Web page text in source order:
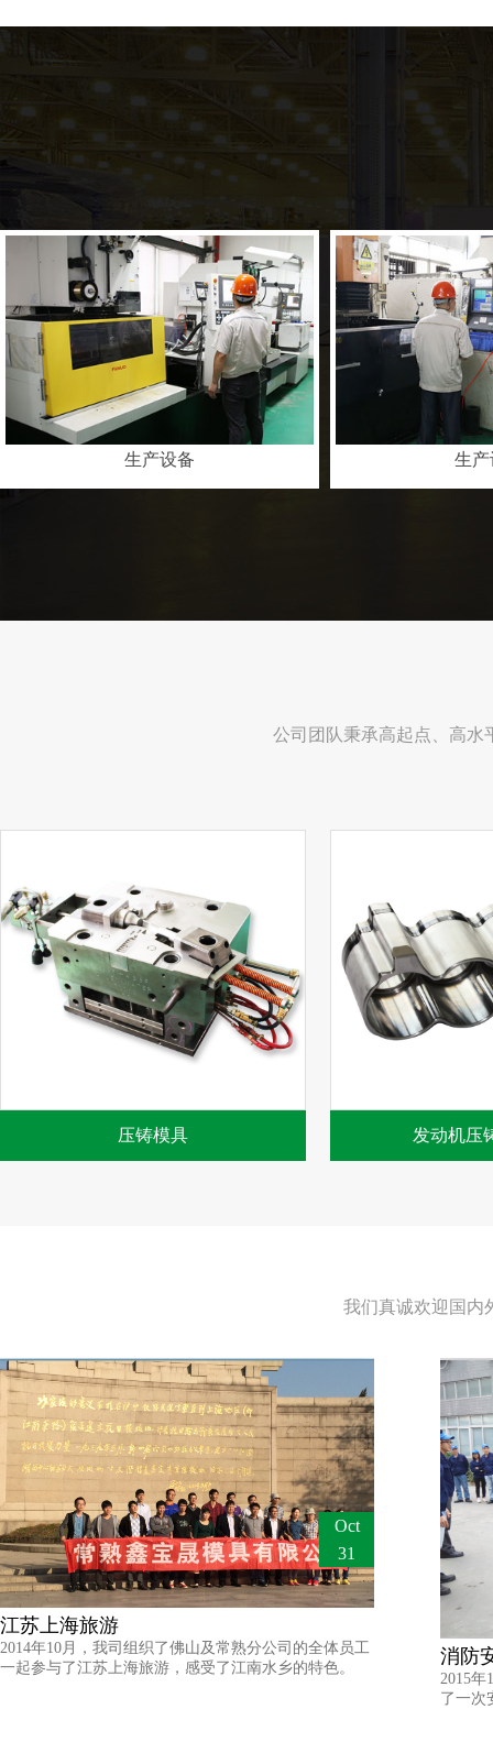
生产设备 生
公司团队秉承高起点、高水
压铸模具 发动机压
我们真诚欢迎国内
江苏上海旅游
2014年10月，我司组织了佛山及常熟分公司的全体员工
一起参与了江苏上海旅游，感受了江南水乡的特色。
Oct
31
消防
2015
了一次